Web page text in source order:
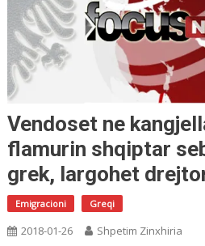
Vendoset ne
flamurin shqiptar
grek, largohet
Emigracioni Greqi
2018-01-26 Shpetim Zinxhiria